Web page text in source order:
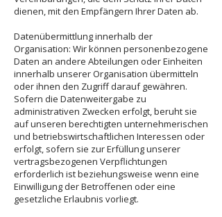
dienen, mit den Empfängern Ihrer Daten ab.
Datenübermittlung innerhalb der
Organisation: Wir können personenbezogene
Daten an andere Abteilungen oder Einheiten
innerhalb unserer Organisation übermitteln
oder ihnen den Zugriff darauf gewähren.
Sofern die Datenweitergabe zu
administrativen Zwecken erfolgt, beruht sie
auf unseren berechtigten unternehmerischen
und betriebswirtschaftlichen Interessen oder
erfolgt, sofern sie zur Erfüllung unserer
vertragsbezogenen Verpflichtungen
erforderlich ist beziehungsweise wenn eine
Einwilligung der Betroffenen oder eine
gesetzliche Erlaubnis vorliegt.